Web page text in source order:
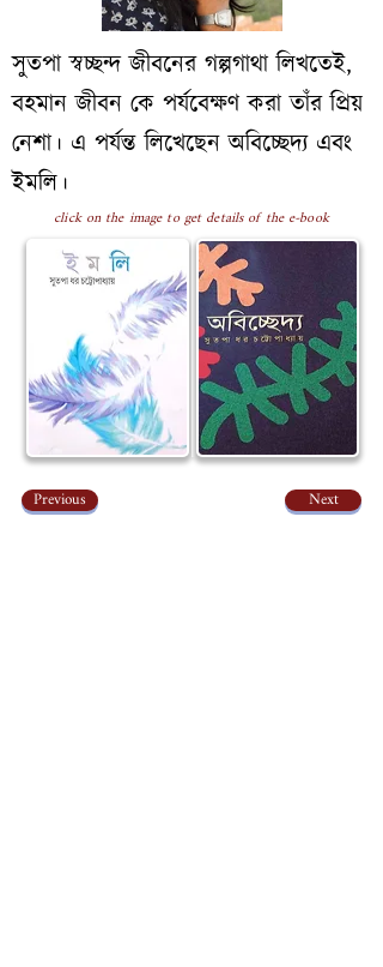
সুতপা স্বচ্ছন্দ জীবনের গল্পগাথা লিখতেই,
বহমান জীবন কে পর্যবেক্ষণ করা তাঁর প্রিয়
নেশা। এ পর্যন্ত লিখেছেন অবিচ্ছেদ্য এবং
ইমলি।
click on the image to get details of the e-book
Previous Next